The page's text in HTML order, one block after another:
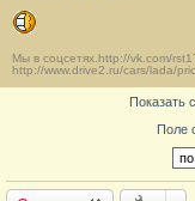
о
о
б
щ
е
н
Мы в соцсетях.http://vk.com/
http://www.drive2.ru/cars/lada/
Показать
Поле